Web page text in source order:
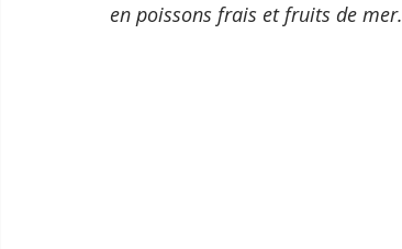
en poissons frais et fruits de mer.